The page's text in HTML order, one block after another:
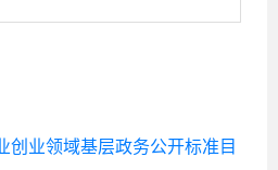
创业领域基层政务公开标准目